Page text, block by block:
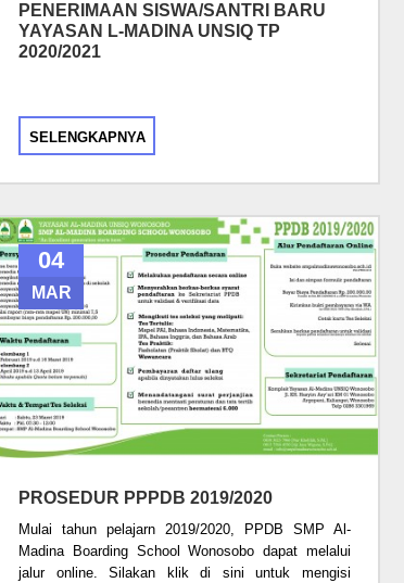
PENERIMAAN SISWA/SANTRI BARU
YAYASAN L-MADINA UNSIQ TP
2020/2021
SELENGKAPNYA
04
MAR
PROSEDUR PPPDB 2019/2020
Mulai tahun pelajarn 2019/2020, PPDB SMP Al-
Madina Boarding School Wonosobo dapat melalui
jalur online. Silakan klik di sini untuk mengisi